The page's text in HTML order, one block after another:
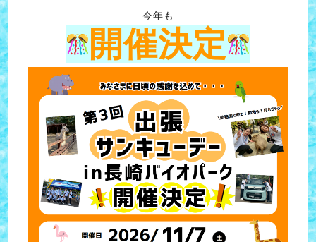
今年も
開催決定